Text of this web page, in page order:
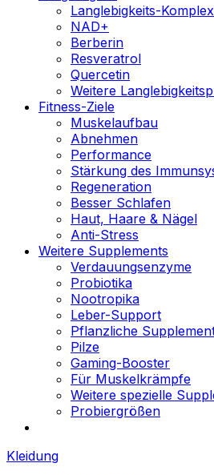
Langlebigkeits-
NAD+
Berberin
Resveratrol
Quercetin
Weitere
Fitness-Ziele
Muskelaufbau
Abnehmen
Performance
Stärkung des
Regeneration
Besser Schlafen
Haut, Haare & Nägel
Anti-Stress
Weitere Supplements
Verdauungsenzyme
Probiotika
Nootropika
Leber-Support
Pflanzliche
Pilze
Gaming-Booster
Für Muskelkrämpfe
Weitere spezielle
Probiergrößen
Kleidung